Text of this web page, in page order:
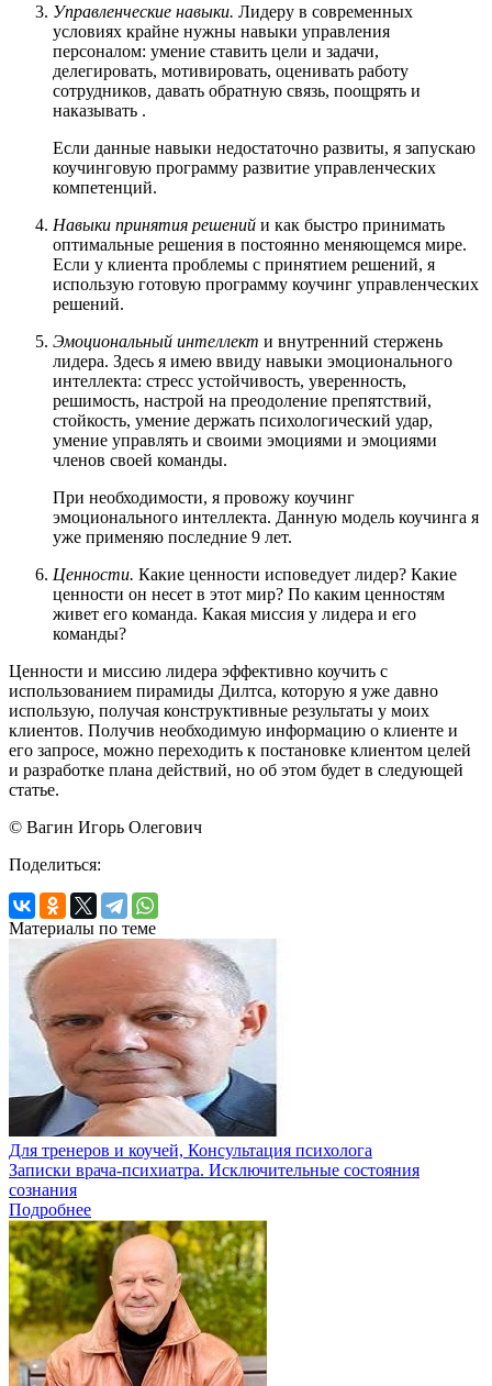
Управленческие навыки. Лидеру в современных
условиях крайне нужны навыки управления
персоналом: умение ставить цели и задачи,
делегировать, мотивировать, оценивать работу
сотрудников, давать обратную связь, поощрять и
наказывать .
Если данные навыки недостаточно развиты, я запускаю
коучинговую программу развитие управленческих
компетенций.
Навыки принятия решений и как быстро принимать
оптимальные решения в постоянно меняющемся мире.
Если у клиента проблемы с принятием решений, я
использую готовую программу коучинг управленческих
решений.
Эмоциональный интеллект и внутренний стержень
лидера. Здесь я имею ввиду навыки эмоционального
интеллекта: стресс устойчивость, уверенность,
решимость, настрой на преодоление препятствий,
стойкость, умение держать психологический удар,
умение управлять и своими эмоциями и эмоциями
членов своей команды.
При необходимости, я провожу коучинг
эмоционального интеллекта. Данную модель коучинга я
уже применяю последние 9 лет.
Ценности. Какие ценности исповедует лидер? Какие
ценности он несет в этот мир? По каким ценностям
живет его команда. Какая миссия у лидера и его
команды?
Ценности и миссию лидера эффективно коучить с
использованием пирамиды Дилтса, которую я уже давно
использую, получая конструктивные результаты у моих
клиентов. Получив необходимую информацию о клиенте и
его запросе, можно переходить к постановке клиентом целей
и разработке плана действий, но об этом будет в следующей
статье.
© Вагин Игорь Олегович
Поделиться:
Материалы по теме
Для тренеров и коучей, Консультация психолога
Записки врача-психиатра. Исключительные состояния
сознания
Подробнее